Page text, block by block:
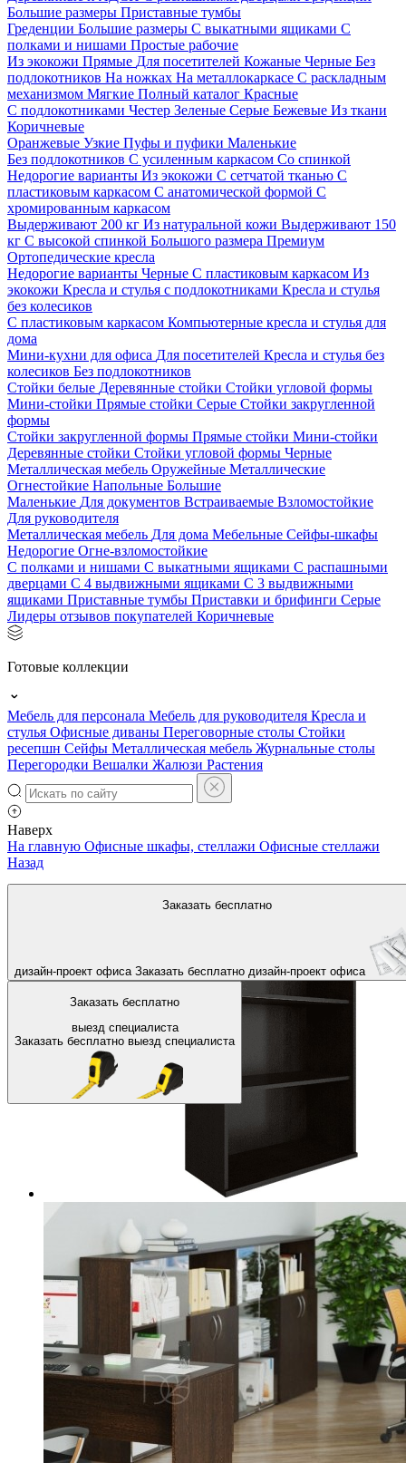
Большие размеры Приставные тумбы
Греденции Большие размеры С выкатными ящиками С
полками и нишами Простые рабочие
Из экокожи Прямые Для посетителей Кожаные Черные Без
подлокотников На ножках На металлокаркасе С раскладным
механизмом Мягкие Полный каталог Красные
С подлокотниками Честер Зеленые Серые Бежевые Из ткани
Коричневые
Оранжевые Узкие Пуфы и пуфики Маленькие
Без подлокотников С усиленным каркасом Со спинкой
Недорогие варианты Из экокожи С сетчатой тканью С
пластиковым каркасом С анатомической формой С
хромированным каркасом
Выдерживают 200 кг Из натуральной кожи Выдерживают 150
кг С высокой спинкой Большого размера Премиум
Ортопедические кресла
Недорогие варианты Черные С пластиковым каркасом Из
экокожи Кресла и стулья с подлокотниками Кресла и стулья
без колесиков
С пластиковым каркасом Компьютерные кресла и стулья для
дома
Мини-кухни для офиса Для посетителей Кресла и стулья без
колесиков Без подлокотников
Стойки белые Деревянные стойки Стойки угловой формы
Мини-стойки Прямые стойки Серые Стойки закругленной
формы
Стойки закругленной формы Прямые стойки Мини-стойки
Деревянные стойки Стойки угловой формы Черные
Металлическая мебель Оружейные Металлические
Огнестойкие Напольные Большие
Маленькие Для документов Встраиваемые Взломостойкие
Для руководителя
Металлическая мебель Для дома Мебельные Сейфы-шкафы
Недорогие Огне-взломостойкие
С полками и нишами С выкатными ящиками С распашными
дверцами С 4 выдвижными ящиками С 3 выдвижными
ящиками Приставные тумбы Приставки и брифинги Серые
Лидеры отзывов покупателей Коричневые
Готовые коллекции
Мебель для персонала Мебель для руководителя Кресла и
стулья Офисные диваны Переговорные столы Стойки
ресепшн Сейфы Металлическая мебель Журнальные столы
Перегородки Вешалки Жалюзи Растения
Наверх
Заказать бесплатно
дизайн-проект офиса Заказать бесплатно дизайн-проект офиса
Заказать бесплатно
выезд специалиста
Заказать бесплатно выезд специалиста
На главную Офисные шкафы, стеллажи Офисные стеллажи
Назад